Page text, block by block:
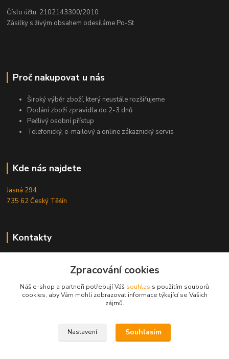
Číslo účtu: 2102143300/2010
Zásilky s živým obsahem odesíláme Po-St
Proč nakupovat u nás
Široký výběr zboží, který neustále rozšiřujeme
Dodání zboží zpravidla do 2-3 dnů
Pečlivý osobní přístup
Telefonický, e-mailový a online zákaznický servis
Kde nás najdete
Jasná 294
735 62 Český Těšín
Kontakty
+420724095453
info@reefhome.cz
Zpracování cookies
Náš e-shop a partneři potřebují Váš souhlas s použitím souborů
cookies, aby Vám mohli zobrazovat informace týkající se Vašich
zájmů.
Nastavení Souhlasím